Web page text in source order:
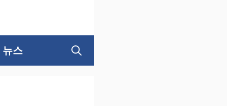
뉴스